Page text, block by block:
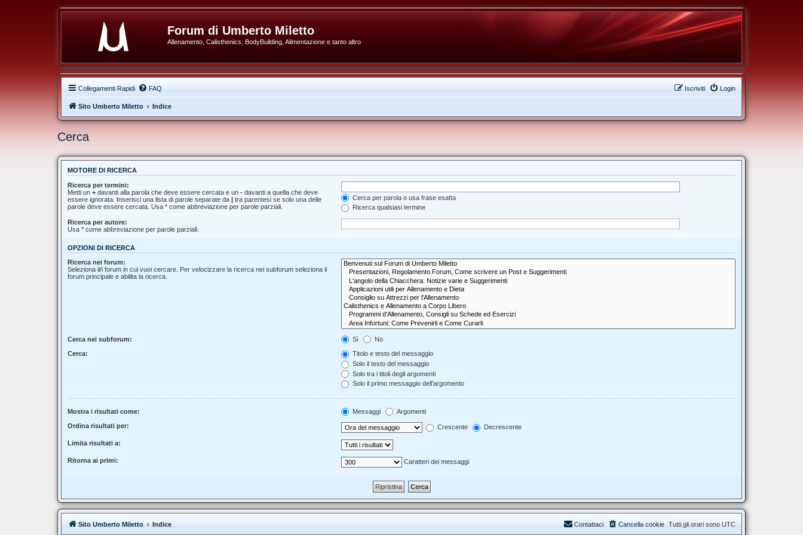
Forum di Umberto Miletto
Allenamento, Calisthenics, BodyBuilding, Alimentazione e tanto altro
Collegamenti Rapidi FAQ Login
Iscriviti
Sito Umberto Miletto Indice
Cerca
MOTORE DI RICERCA
Ricerca per termini:
Metti un + davanti alla parola che deve essere cercata e un - davanti a quella che deve
essere ignorata. Inserisci una lista di parole separate da | tra parentesi se solo una delle
parole deve essere cercata. Usa * come abbreviazione per parole parziali.
Cerca per parola o usa frase esatta
Ricerca qualsiasi termine
Ricerca per autore:
Usa * come abbreviazione per parole parziali.
OPZIONI DI RICERCA
Ricerca nei forum:
Seleziona il/i forum in cui vuoi cercare. Per velocizzare la ricerca nei subforum seleziona il
forum principale e abilita la ricerca.
Cerca nei subforum: Sì No
Cerca:
Titolo e testo del messaggio
Solo il testo del messaggio
Solo tra i titoli degli argomenti
Solo il primo messaggio dell’argomento
Mostra i risultati come: Messaggi Argomenti
Ordina risultati per: Crescente Decrescente
Limita risultati a:
Ritorna ai primi: Caratteri dei messaggi
Sito Umberto Miletto Indice Tutti gli orari sono UTC
Cancella cookie
Contattaci